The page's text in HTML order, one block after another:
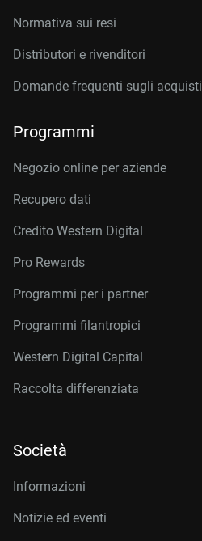
Normativa sui resi
Distributori e rivenditori
Domande frequenti sugli acquisti
Programmi
Negozio online per aziende
Recupero dati
Credito Western Digital
Pro Rewards
Programmi per i partner
Programmi filantropici
Western Digital Capital
Raccolta differenziata
Società
Informazioni
Notizie ed eventi